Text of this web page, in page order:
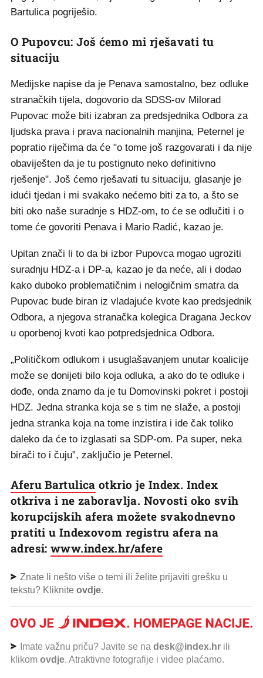
Bartulica pogriješio.
O Pupovcu: Još ćemo mi rješavati tu
situaciju
Medijske napise da je Penava samostalno, bez odluke
stranačkih tijela, dogovorio da SDSS-ov Milorad
Pupovac može biti izabran za predsjednika Odbora za
ljudska prava i prava nacionalnih manjina, Peternel je
popratio riječima da će "o tome još razgovarati i da nije
obaviješten da je tu postignuto neko definitivno
rješenje". Još ćemo rješavati tu situaciju, glasanje je
idući tjedan i mi svakako nećemo biti za to, a što se
biti oko naše suradnje s HDZ-om, to će se odlučiti i o
tome će govoriti Penava i Mario Radić, kazao je.
Upitan znači li to da bi izbor Pupovca mogao ugroziti
suradnju HDZ-a i DP-a, kazao je da neće, ali i dodao
kako duboko problematičnim i nelogičnim smatra da
Pupovac bude biran iz vladajuće kvote kao predsjednik
Odbora, a njegova stranačka kolegica Dragana Jeckov
u oporbenoj kvoti kao potpredsjednica Odbora.
„Političkom odlukom i usuglašavanjem unutar koalicije
može se donijeti bilo koja odluka, a ako do te odluke i
dođe, onda znamo da je tu Domovinski pokret i postoji
HDZ. Jedna stranka koja se s tim ne slaže, a postoji
jedna stranka koja na tome inzistira i ide čak toliko
daleko da će to izglasati sa SDP-om. Pa super, neka
birači to i čuju”, zaključio je Peternel.
Aferu Bartulica otkrio je Index. Index
otkriva i ne zaboravlja. Novosti oko svih
korupcijskih afera možete svakodnevno
pratiti u Indexovom registru afera na
adresi:www.index.hr/afere
Znate li nešto više o temi ili želite prijaviti grešku u
tekstu? Kliknite ovdje.
Imate važnu priču? Javite se na desk@index.hr ili
klikom ovdje. Atraktivne fotografije i videe plaćamo.